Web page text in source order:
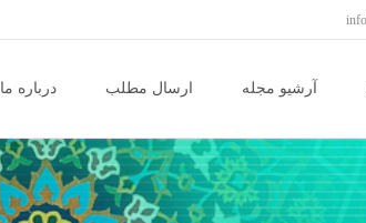
آرشیو مجله ارسال مطلب درباره ما